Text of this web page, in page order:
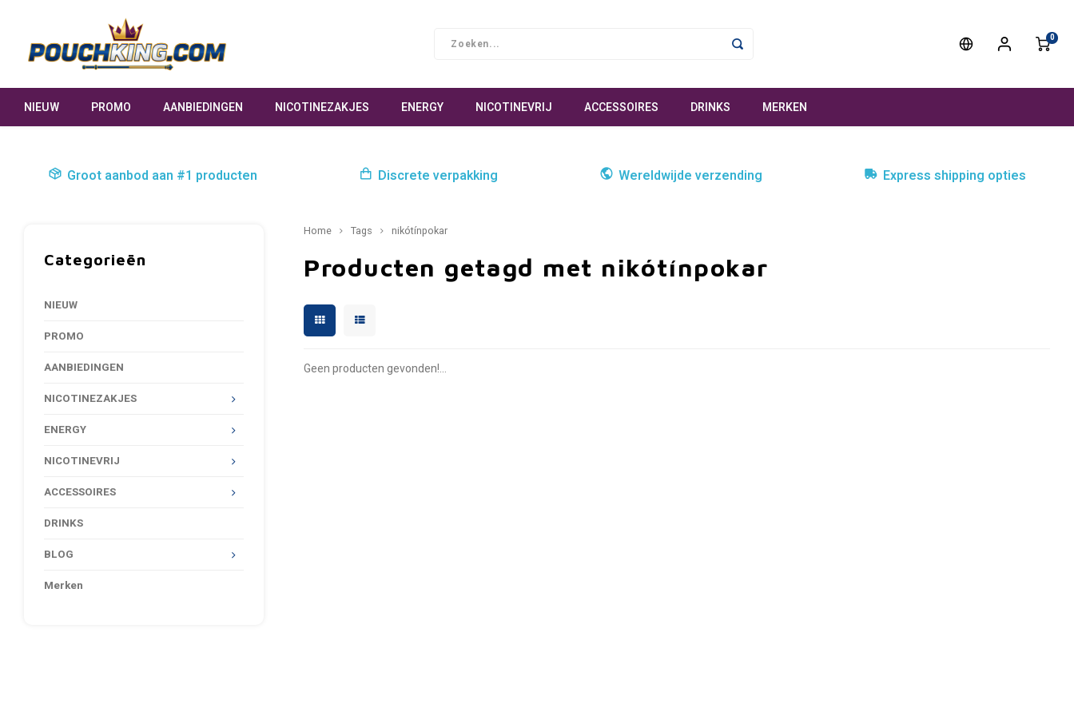
0
NIEUW PROMO AANBIEDINGEN NICOTINEZAKJES ENERGY NICOTINEVRIJ ACCESSOIRES DRINKS MERKEN
Groot aanbod aan #1 producten Discrete verpakking Wereldwijde verzending Express shipping opties
Categorieën
NIEUW
PROMO
AANBIEDINGEN
NICOTINEZAKJES
ENERGY
NICOTINEVRIJ
ACCESSOIRES
DRINKS
BLOG
Merken
Home Tags nikótínpokar
Producten getagd met nikótínpokar
Geen producten gevonden!...